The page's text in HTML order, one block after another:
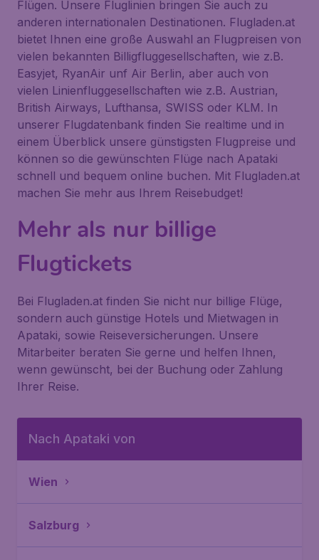
Flügen. Unsere Fluglinien bringen Sie auch zu
anderen internationalen Destinationen. Flugladen.at
bietet Ihnen eine große Auswahl an Flugpreisen von
vielen bekannten Billigfluggesellschaften, wie z.B.
Easyjet, RyanAir unf Air Berlin, aber auch von
vielen Linienfluggesellschaften wie z.B. Austrian,
British Airways, Lufthansa, SWISS oder KLM. In
unserer Flugdatenbank finden Sie realtime und in
einem Überblick unsere günstigsten Flugpreise und
können so die gewünschten Flüge nach Apataki
schnell und bequem online buchen. Mit Flugladen.at
machen Sie mehr aus Ihrem Reisebudget!
Mehr als nur billige
Flugtickets
Bei Flugladen.at finden Sie nicht nur billige Flüge,
sondern auch günstige Hotels und Mietwagen in
Apataki, sowie Reiseversicherungen. Unsere
Mitarbeiter beraten Sie gerne und helfen Ihnen,
wenn gewünscht, bei der Buchung oder Zahlung
Ihrer Reise.
Nach Apataki von
Wien
Salzburg